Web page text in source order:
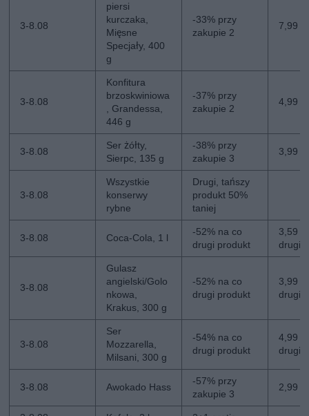
3-8.08
piersi
kurczaka,
Mięsne
Specjały, 400
g
-33% przy
zakupie 2
7,99
3-8.08
Konfitura
brzoskwiniowa
, Grandessa,
446 g
-37% przy
zakupie 2
4,99
3-8.08
Ser żółty,
Sierpc, 135 g
-38% przy
zakupie 3
3,99
3-8.08
Wszystkie
konserwy
rybne
Drugi, tańszy
produkt 50%
taniej
3-8.08 Coca-Cola, 1 l
-52% na co
drugi produkt
3,59
drugi
3-8.08
Gulasz
angielski/Golo
nkowa,
Krakus, 300 g
-52% na co
drugi produkt
3,99
drugi
3-8.08
Ser
Mozzarella,
Milsani, 300 g
-54% na co
drugi produkt
4,99
drugi
3-8.08 Awokado Hass
-57% przy
zakupie 3
2,99